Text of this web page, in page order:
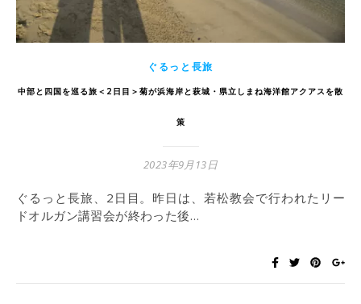
ぐるっと長旅
中部と四国を巡る旅＜2日目＞菊が浜海岸と萩城・県立しまね海洋館アクアスを散
策
2023年9月13日
ぐるっと長旅、2日目。昨日は、若松教会で行われたリー
ドオルガン講習会が終わった後…